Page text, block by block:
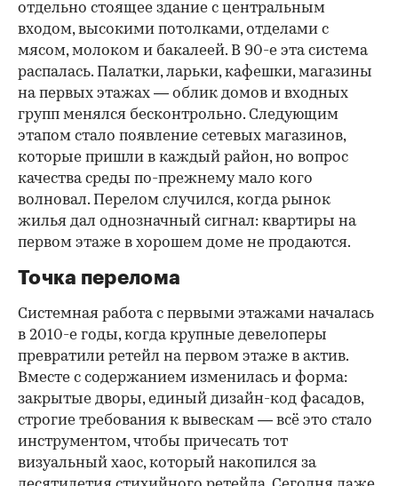
отдельно стоящее здание с центральным
входом, высокими потолками, отделами с
мясом, молоком и бакалеей. В 90-е эта система
распалась. Палатки, ларьки, кафешки, магазины
на первых этажах — облик домов и входных
групп менялся бесконтрольно. Следующим
этапом стало появление сетевых магазинов,
которые пришли в каждый район, но вопрос
качества среды по-прежнему мало кого
волновал. Перелом случился, когда рынок
жилья дал однозначный сигнал: квартиры на
первом этаже в хорошем доме не продаются.
Точка перелома
Системная работа с первыми этажами началась
в 2010-е годы, когда крупные девелоперы
превратили ретейл на первом этаже в актив.
Вместе с содержанием изменилась и форма:
закрытые дворы, единый дизайн-код фасадов,
строгие требования к вывескам — всё это стало
инструментом, чтобы причесать тот
визуальный хаос, который накопился за